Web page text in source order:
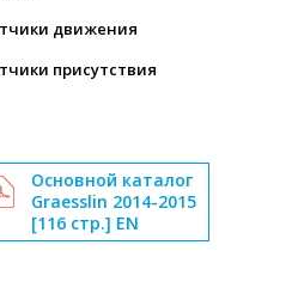
движения
присутствия
Основной каталог
Graesslin 2014-2015
[116 стр.] EN